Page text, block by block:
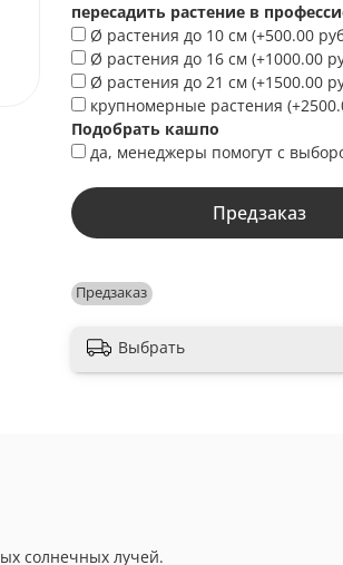
Предзаказ
Предзаказ
пересадить растение в
Ø растения до 10 см (+500.00
Ø растения до 16 см (+1000.00
Ø растения до 21 см (+1500.00
крупномерные растения (+
Подобрать кашпо
да, менеджеры помогут с
Выбрать
солнечных лучей.